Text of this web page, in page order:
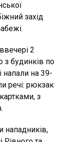
захід
2
з будинків по
напали на 39-
речі: рюкзак
з
нападників,